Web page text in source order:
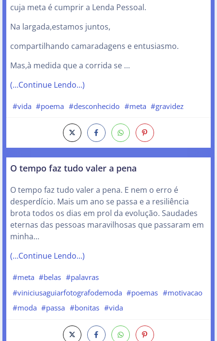
cuja meta é cumprir a Lenda Pessoal.
Na largada,estamos juntos,
compartilhando camaradagens e entusiasmo.
Mas,à medida que a corrida se …
(…Continue Lendo…)
#vida #poema #desconhecido #meta #gravidez
O tempo faz tudo valer a pena
O tempo faz tudo valer a pena. E nem o erro é
desperdício. Mais um ano se passa e a resiliência
brota todos os dias em prol da evolução. Saudades
eternas das pessoas maravilhosas que passaram em
minha…
(…Continue Lendo…)
#meta #belas #palavras
#viniciusaguiarfotografodemoda #poemas #motivacao
#moda #passa #bonitas #vida